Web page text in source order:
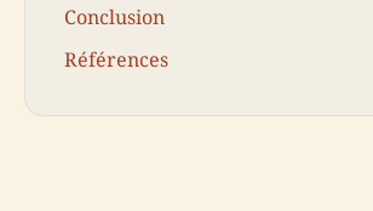
Conclusion
Références